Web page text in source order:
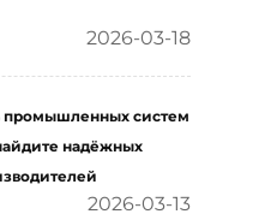
2026-03-18
промышленных систем
надёжных
2026-03-13